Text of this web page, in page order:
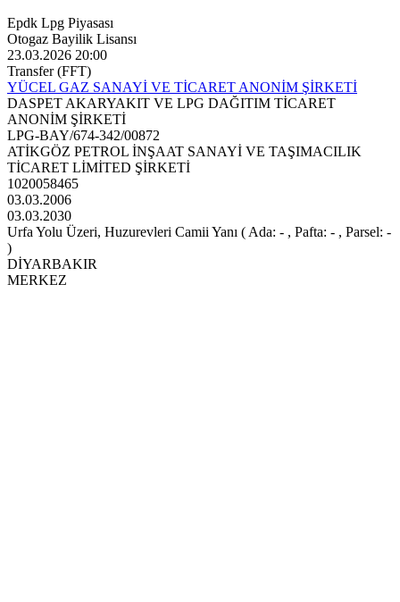
Epdk Lpg Piyasası
Otogaz Bayilik Lisansı
23.03.2026 20:00
Transfer (FFT)
YÜCEL GAZ SANAYİ VE TİCARET ANONİM ŞİRKETİ
DASPET AKARYAKIT VE LPG DAĞITIM TİCARET
ANONİM ŞİRKETİ
LPG-BAY/674-342/00872
ATİKGÖZ PETROL İNŞAAT SANAYİ VE TAŞIMACILIK
TİCARET LİMİTED ŞİRKETİ
1020058465
03.03.2006
03.03.2030
Urfa Yolu Üzeri, Huzurevleri Camii Yanı ( Ada: - , Pafta: - , Parsel: -
)
DİYARBAKIR
MERKEZ